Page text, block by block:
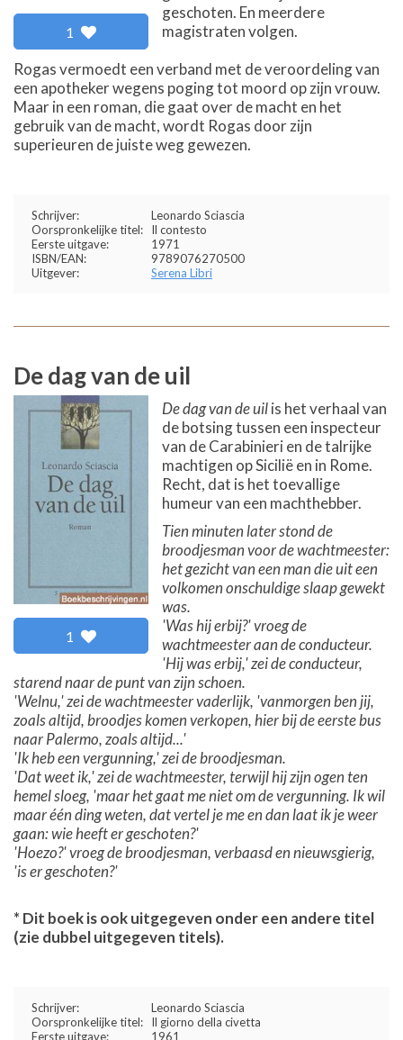
1
geschoten. En meerdere
magistraten volgen.
Rogas vermoedt een verband met de veroordeling van
een apotheker wegens poging tot moord op zijn vrouw.
Maar in een roman, die gaat over de macht en het
gebruik van de macht, wordt Rogas door zijn
superieuren de juiste weg gewezen.
Schrijver:
Leonardo Sciascia
Oorspronkelijke titel:
Il contesto
Eerste uitgave:
1971
ISBN/EAN:
9789076270500
Uitgever:
Serena Libri
De dag van de uil
1
De dag van de uilis het verhaal van
de botsing tussen een inspecteur
van de Carabinieri en de talrijke
machtigen op Sicilië en in Rome.
Recht, dat is het toevallige
humeur van een machthebber.
Tien minuten later stond de
broodjesman voor de wachtmeester:
het gezicht van een man die uit een
volkomen onschuldige slaap gewekt
was.
'Was hij erbij?' vroeg de
wachtmeester aan de conducteur.
'Hij was erbij,' zei de conducteur,
starend naar de punt van zijn schoen.
'Welnu,' zei de wachtmeester vaderlijk, 'vanmorgen ben jij,
zoals altijd, broodjes komen verkopen, hier bij de eerste bus
naar Palermo, zoals altijd...'
'Ik heb een vergunning,' zei de broodjesman.
'Dat weet ik,' zei de wachtmeester, terwijl hij zijn ogen ten
hemel sloeg, 'maar het gaat me niet om de vergunning. Ik wil
maar één ding weten, dat vertel je me en dan laat ik je weer
gaan: wie heeft er geschoten?'
'Hoezo?' vroeg de broodjesman, verbaasd en nieuwsgierig,
'is er geschoten?'
* Dit boek is ook uitgegeven onder een andere titel
(zie dubbel uitgegeven titels).
Schrijver:
Leonardo Sciascia
Oorspronkelijke titel:
Il giorno della civetta
Eerste uitgave:
1961